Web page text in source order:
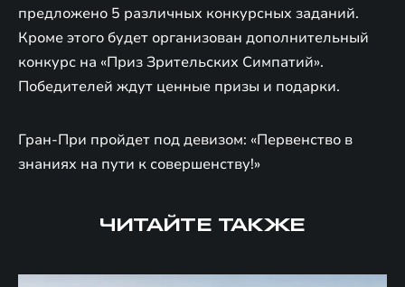
предложено 5 различных конкурсных заданий.
Кроме этого будет организован дополнительный
конкурс на «Приз Зрительских Симпатий».
Победителей ждут ценные призы и подарки.
Гран-При пройдет под девизом: «Первенство в
знаниях на пути к совершенству!»
ЧИТАЙТЕ ТАКЖЕ